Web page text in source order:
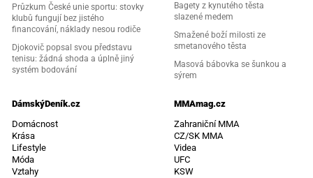
Průzkum České unie sportu: stovky
klubů fungují bez jistého
financování, náklady nesou rodiče
Djokovič popsal svou představu
tenisu: žádná shoda a úplně jiný
systém bodování
Bagety z kynutého těsta
slazené medem
Smažené boží milosti ze
smetanového těsta
Masová bábovka se šunkou a
sýrem
DámskýDeník.cz
Domácnost
Krása
Lifestyle
Móda
Vztahy
MMAmag.cz
Zahraniční MMA
CZ/SK MMA
Videa
UFC
KSW